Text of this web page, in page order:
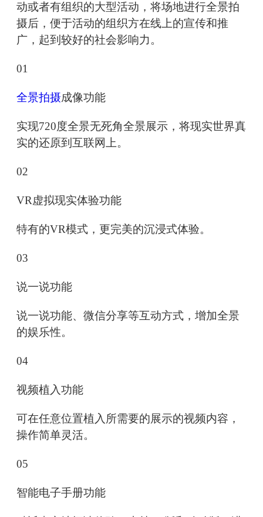
动或者有组织的大型活动，将场地进行全景拍
摄后，便于活动的组织方在线上的宣传和推
广，起到较好的社会影响力。
01
全景拍摄成像功能
实现720度全景无死角全景展示，将现实世界真
实的还原到互联网上。
02
VR虚拟现实体验功能
特有的VR模式，更完美的沉浸式体验。
03
说一说功能
说一说功能、微信分享等互动方式，增加全景
的娱乐性。
04
视频植入功能
可在任意位置植入所需要的展示的视频内容，
操作简单灵活。
05
智能电子手册功能